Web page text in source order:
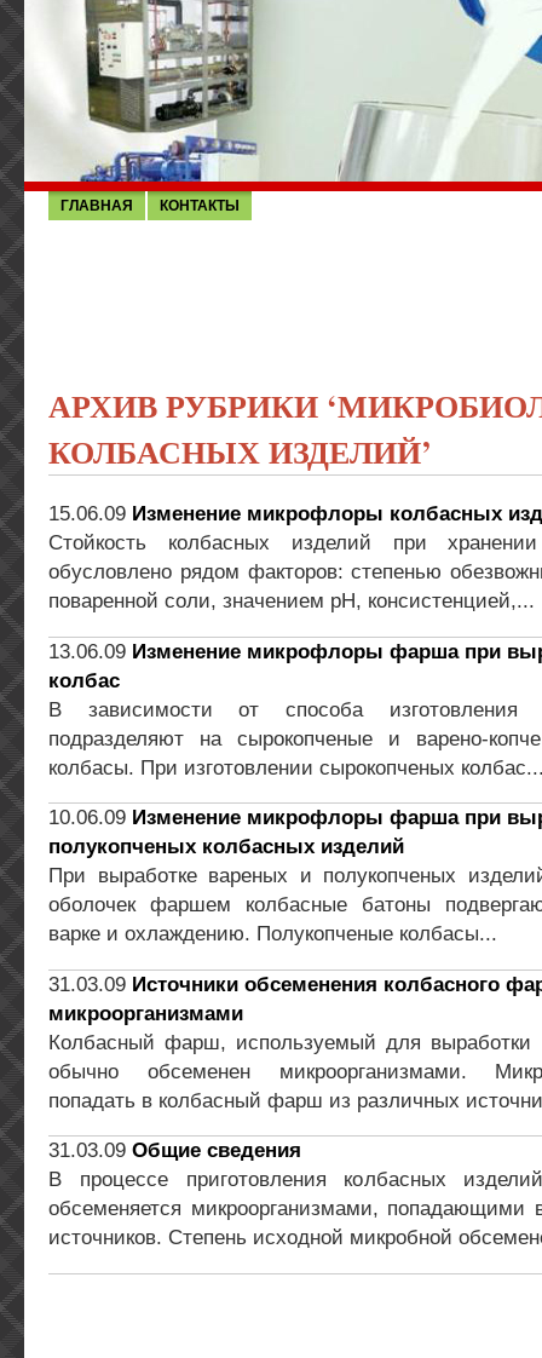
ГЛАВНАЯ КОНТАКТЫ
АРХИВ РУБРИКИ
КОЛБАСНЫХ ИЗДЕЛИЙ’
15.06.09 Изменение микрофлоры колбасных
Стойкость колбасных изделий при
обусловлено рядом факторов: степенью
поваренной соли, значением рН, консистенцией,...
13.06.09 Изменение микрофлоры фарша при
колбас
В зависимости от способа изготовления
подразделяют на сырокопченые и варено-
колбасы. При изготовлении сырокопченых
10.06.09 Изменение микрофлоры фарша при
полукопченых колбасных изделий
При выработке вареных и полукопченых
оболочек фаршем колбасные батоны
варке и охлаждению. Полукопченые колбасы...
31.03.09 Источники обсеменения колбасного
микроорганизмами
Колбасный фарш, используемый для выработки
обычно обсеменен микроорганизмами.
попадать в колбасный фарш из различных
31.03.09 Общие сведения
В процессе приготовления колбасных
обсеменяется микроорганизмами, попадающими
источников. Степень исходной микробной